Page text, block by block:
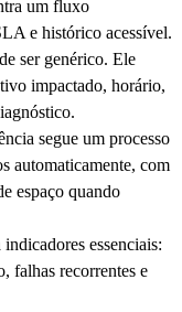
um fluxo
e histórico acessível.
ser genérico. Ele
impactado, horário,
segue um processo
automaticamente, com
espaço quando
essenciais:
falhas recorrentes e